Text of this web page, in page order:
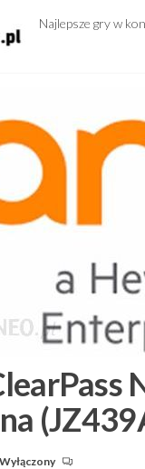
Najlepsze gry w
Wyłączony